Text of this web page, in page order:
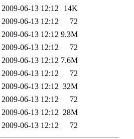
2009-06-13 12:12
14K
2009-06-13 12:12
72
2009-06-13 12:12 9.3M
2009-06-13 12:12
72
2009-06-13 12:12 7.6M
2009-06-13 12:12
72
2009-06-13 12:12 32M
2009-06-13 12:12
72
2009-06-13 12:12 28M
2009-06-13 12:12 72